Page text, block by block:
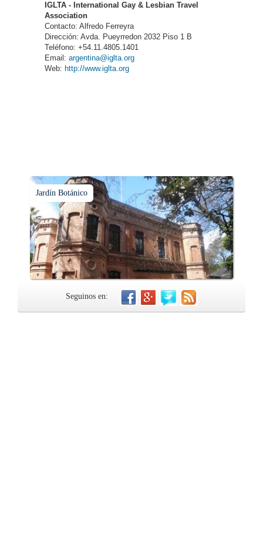
IGLTA - International Gay & Lesbian Travel
Association
Contacto: Alfredo Ferreyra
Dirección: Avda. Pueyrredon 2032 Piso 1 B
Teléfono: +54.11.4805.1401
Email: argentina@iglta.org
Web: http://www.iglta.org
Jardín Botánico
Seguinos en: